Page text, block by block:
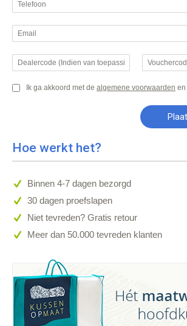
Ik ga akkoord met de algemene voorwaarden en
Hoe werkt het?
Binnen 4-7 dagen bezorgd
30 dagen proefslapen
Niet tevreden? Gratis retour
Meer dan 50.000 tevreden klanten